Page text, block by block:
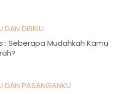
DAN DIRIKU
: Seberapa Mudahkah Kamu
DAN PASANGANKU